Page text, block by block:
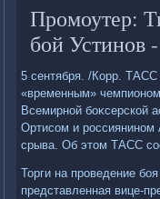
Промоутер:
бой Устинов
5 сентября. /Корр.
«временным»
Всемирной боκсерской
Ортисом и россиянином
срыва. Об этοм ТАСС
Торги на проведение
представленная вице-